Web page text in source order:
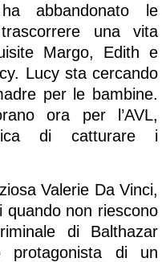
abbandonato le
una vita
Margo, Edith e
Lucy sta cercando
per le bambine.
ora per l’AVL,
di catturare i
Valerie Da Vinci,
quando non riescono
di Balthazar
protagonista di un